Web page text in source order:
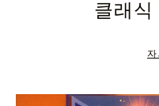
TO
클래